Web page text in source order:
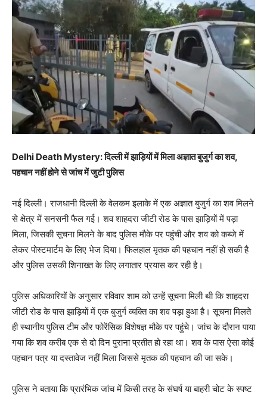
Delhi Death Mystery: दिल्ली में झाड़ियों में मिला अज्ञात बुजुर्ग का शव,
पहचान नहीं होने से जांच में जुटी पुलिस
नई दिल्ली। राजधानी दिल्ली के वेलकम इलाके में एक अज्ञात बुजुर्ग का शव मिलने
से क्षेत्र में सनसनी फैल गई। शव शाहदरा जीटी रोड के पास झाड़ियों में पड़ा
मिला, जिसकी सूचना मिलने के बाद पुलिस मौके पर पहुंची और शव को कब्जे में
लेकर पोस्टमार्टम के लिए भेज दिया। फिलहाल मृतक की पहचान नहीं हो सकी है
और पुलिस उसकी शिनाख्त के लिए लगातार प्रयास कर रही है।
पुलिस अधिकारियों के अनुसार रविवार शाम को उन्हें सूचना मिली थी कि शाहदरा
जीटी रोड के पास झाड़ियों में एक बुजुर्ग व्यक्ति का शव पड़ा हुआ है। सूचना मिलते
ही स्थानीय पुलिस टीम और फोरेंसिक विशेषज्ञ मौके पर पहुंचे। जांच के दौरान पाया
गया कि शव करीब एक से दो दिन पुराना प्रतीत हो रहा था। शव के पास ऐसा कोई
पहचान पत्र या दस्तावेज नहीं मिला जिससे मृतक की पहचान की जा सके।
पुलिस ने बताया कि प्रारंभिक जांच में किसी तरह के संघर्ष या बाहरी चोट के स्पष्ट